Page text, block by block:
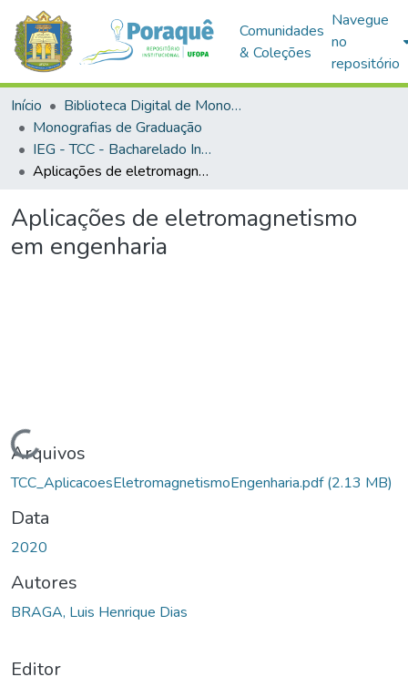
Comunidades
& Coleções
Navegue
no
repositório
Início
Biblioteca Digital de Monografias (BDM)
Monografias de Graduação
IEG - TCC - Bacharelado Interdisciplinar em Ciência e Tecnologia
Aplicações de eletromagnetismo em engenharia
Aplicações de eletromagnetismo
em engenharia
Carregando...
Arquivos
TCC_AplicacoesEletromagnetismoEngenharia.pdf(2.13 MB)
Data
2020
Autores
BRAGA, Luis Henrique Dias
Editor